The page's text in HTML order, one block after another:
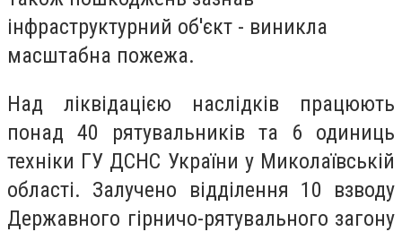
інфраструктурний об'єкт - виникла
масштабна пожежа.
Над ліквідацією наслідків працюють
понад 40 рятувальників та 6 одиниць
техніки ГУ ДСНС України у Миколаївській
області. Залучено відділення 10 взводу
Державного гірничо-рятувального загону